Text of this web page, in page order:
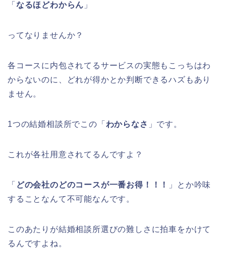
「 なるほどわからん 」
ってなりませんか？
各コースに内包されてるサービスの実態もこっちはわ
からないのに、どれが得かとか判断できるハズもあり
ません。
1つの結婚相談所でこの「 わからなさ 」です。
これが各社用意されてるんですよ？
「 どの会社のどのコースが一番お得！！！
」とか吟味
することなんて不可能なんです。
このあたりが結婚相談所選びの難しさに拍車をかけて
るんですよね。